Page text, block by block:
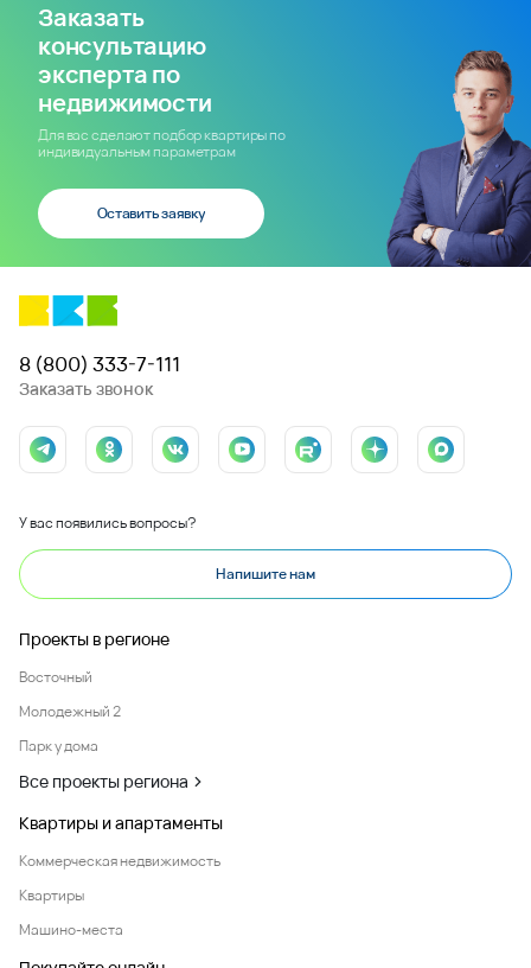
Заказать
консультацию
эксперта по
недвижимости
Для вас сделают подбор квартиры по
индивидуальным параметрам
Оставить заявку
8 (800) 333-7-111
Заказать звонок
У вас появились вопросы?
Напишите нам
Проекты в регионе
Восточный
Молодежный 2
Парк у дома
Все проекты региона
Квартиры и апартаменты
Коммерческая недвижимость
Квартиры
Машино-места